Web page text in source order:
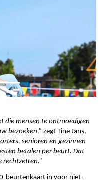
die mensen te ontmoedigen
bezoeken,” zegt Tine Jans,
senioren en gezinnen
betalen per beurt. Dat
rechtzetten.”
beurtenkaart in voor niet-